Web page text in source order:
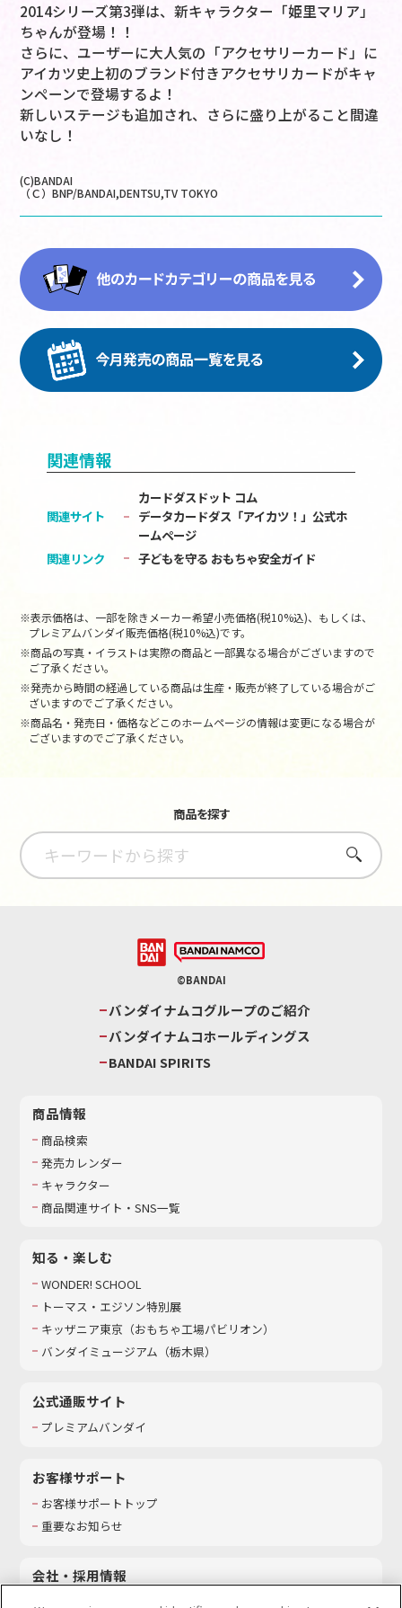
2014シリーズ第3弾は、新キャラクター「姫里マリア」
ちゃんが登場！！
さらに、ユーザーに大人気の「アクセサリーカード」に
アイカツ史上初のブランド付きアクセサリカードがキャ
ンペーンで登場するよ！
新しいステージも追加され、さらに盛り上がること間違
いなし！
(C)BANDAI
（Ｃ）BNP/BANDAI,DENTSU,TV TOKYO
関連情報
関連サイト
カードダスドット コム
データカードダス「アイカツ！」公式ホ
ームページ
関連リンク
子どもを守る おもちゃ安全ガイド
※表示価格は、一部を除きメーカー希望小売価格(税10%込)、もしくは、
プレミアムバンダイ販売価格(税10%込)です。
※商品の写真・イラストは実際の商品と一部異なる場合がございますので
ご了承ください。
※発売から時間の経過している商品は生産・販売が終了している場合がご
ざいますのでご了承ください。
※商品名・発売日・価格などこのホームページの情報は変更になる場合が
ございますのでご了承ください。
商品を探す
さがす
©BANDAI
バンダイナムコグループのご紹介
バンダイナムコホールディングス
BANDAI SPIRITS
商品情報
商品検索
発売カレンダー
キャラクター
商品関連サイト・SNS一覧
知る・楽しむ
WONDER! SCHOOL
トーマス・エジソン特別展
キッザニア東京（おもちゃ工場パビリオン）​
バンダイミュージアム（栃木県）
公式通販サイト
プレミアムバンダイ
お客様サポート
お客様サポートトップ
重要なお知らせ
会社・採用情報